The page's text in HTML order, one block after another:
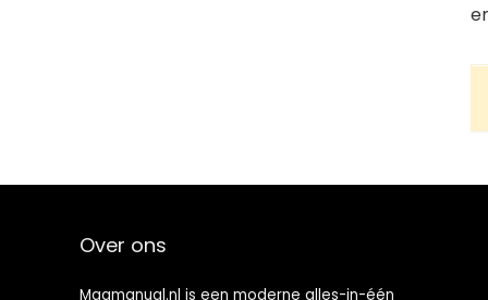
Over ons
Magmanual.nl is een moderne alles-in-één